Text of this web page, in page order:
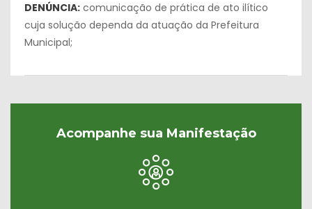
DENÚNCIA: comunicação de prática de ato ilítico
cuja solução dependa da atuação da Prefeitura
Municipal;
Acompanhe sua Manifestação